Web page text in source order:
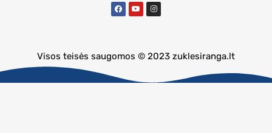
Visos teisės saugomos © 2023 zuklesiranga.lt